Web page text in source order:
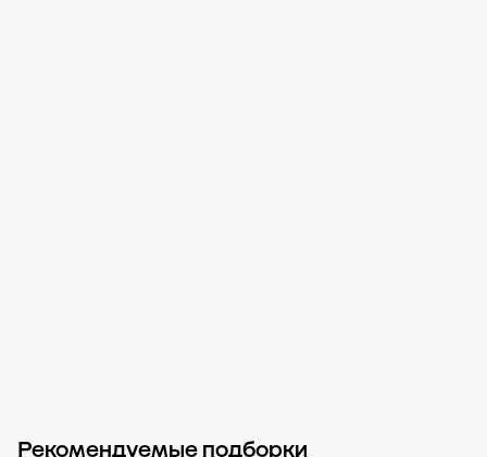
Рекомендуемые подборки